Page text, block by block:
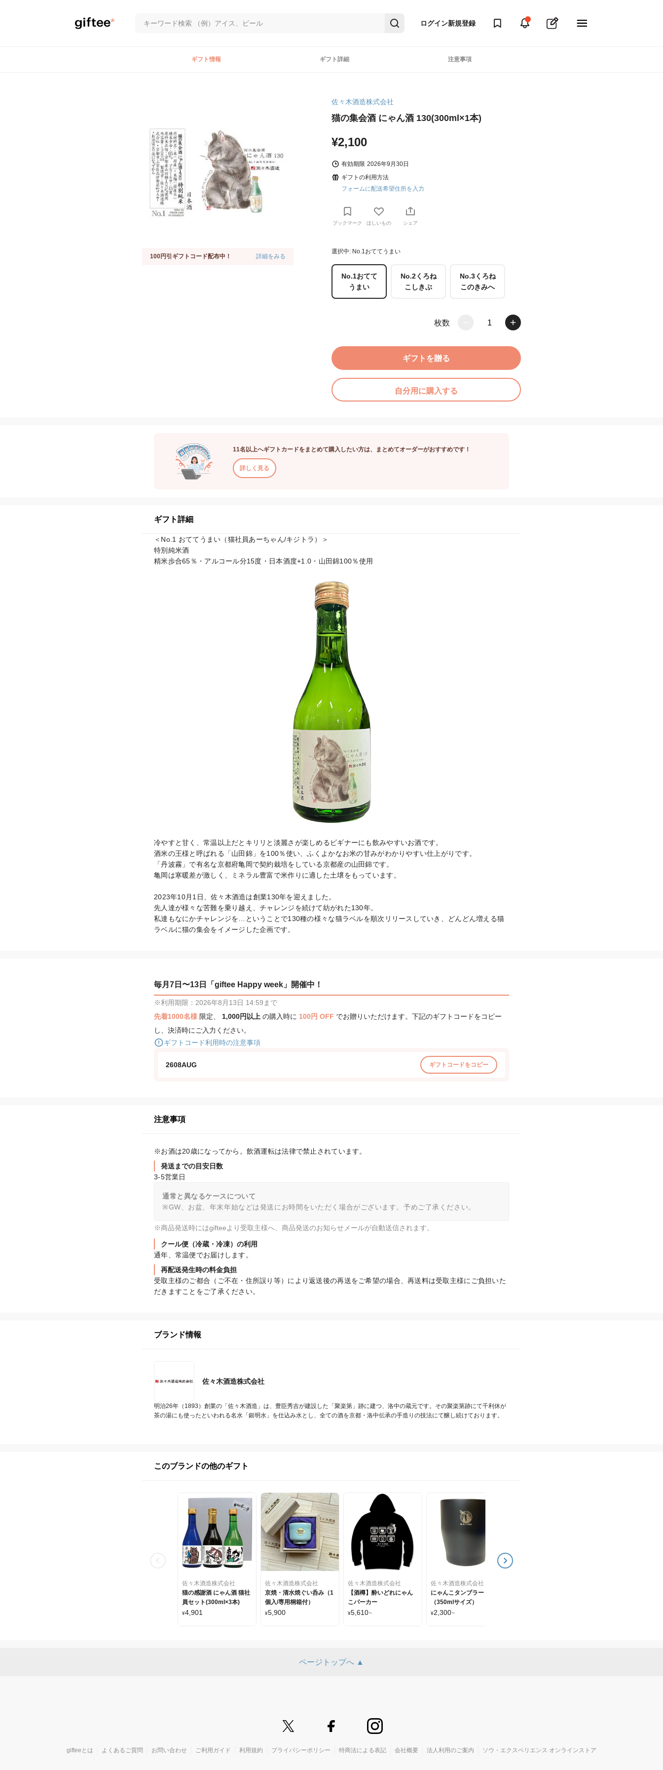
ログイン新規登録
ギフト情報 ギフト詳細 注意事項
100円引ギフトコード配布中！ 詳細をみる
佐々木酒造株式会社
猫の集会酒 にゃん酒 130(300ml×1本)
¥2,100
有効期限 2026年9月30日
ギフトの利用方法
フォームに配送希望住所を入力
ブックマーク ほしいもの シェア
選択中: No.1おててうまい
No.1おてて
うまい
No.2くろね
こしきぶ
No.3くろね
このきみへ
枚数 1
ギフトを贈る
自分用に購入する
11名以上へギフトカードをまとめて購入したい方は、まとめてオーダーがおすすめです！
詳しく見る
ギフト詳細
＜No.1 おててうまい（猫社員あーちゃん/キジトラ）＞
特別純米酒
精米歩合65％・アルコール分15度・日本酒度+1.0・山田錦100％使用
冷やすと甘く、常温以上だとキリリと淡麗さが楽しめるビギナーにも飲みやすいお酒です。
酒米の王様と呼ばれる「山田錦」を100％使い、ふくよかなお米の甘みがわかりやすい仕上がりです。
「丹波霧」で有名な京都府亀岡で契約栽培をしている京都産の山田錦です。
亀岡は寒暖差が激しく、ミネラル豊富で米作りに適した土壌をもっています。
2023年10月1日、佐々木酒造は創業130年を迎えました。
先人達が様々な苦難を乗り越え、チャレンジを続けて紡がれた130年。
私達もなにかチャレンジを…ということで130種の様々な猫ラベルを順次リリースしていき、どんどん増える猫
ラベルに猫の集会をイメージした企画です。
毎月7日〜13日「giftee Happy week」開催中！
※利用期限：2026年8月13日 14:59まで
先着1000名様 限定、 1,000円以上 の購入時に 100円 OFF でお贈りいただけます。下記のギフトコードをコピー
し、決済時にご入力ください。
ギフトコード利用時の注意事項
2608AUG ギフトコードをコピー
注意事項
※お酒は20歳になってから。飲酒運転は法律で禁止されています。
発送までの目安日数
3-5営業日
通常と異なるケースについて
※GW、お盆、年末年始などは発送にお時間をいただく場合がございます。予めご了承ください。
※商品発送時にはgifteeより受取主様へ、商品発送のお知らせメールが自動送信されます。
クール便（冷蔵・冷凍）の利用
通年、常温便でお届けします。
再配送発生時の料金負担
受取主様のご都合（ご不在・住所誤り等）により返送後の再送をご希望の場合、再送料は受取主様にご負担いた
だきますことをご了承ください。
ブランド情報
佐々木酒造株式会社
明治26年（1893）創業の「佐々木酒造」は、豊臣秀吉が建設した「聚楽第」跡に建つ、洛中の蔵元です。その聚楽第跡にて千利休が
茶の湯にも使ったといわれる名水「銀明水」を仕込み水とし、全ての酒を京都・洛中伝承の手造りの技法にて醸し続けております。
このブランドの他のギフト
佐々木酒造株式会社
猫の感謝酒 にゃん酒 猫社
員セット(300ml×3本)
¥4,901
佐々木酒造株式会社
京焼・清水焼ぐい呑み（1
個入/専用桐箱付）
¥5,900
佐々木酒造株式会社
【酒樽】酔いどれにゃん
こパーカー
¥5,610~
佐々木酒造株式会社
にゃんこタンブラー
（350mlサイズ）
¥2,300~
ページトップへ ▲
gifteeとは よくあるご質問 お問い合わせ ご利用ガイド 利用規約 プライバシーポリシー 特商法による表記 会社概要 法人利用のご案内 ソウ・エクスペリエンス オンラインストア